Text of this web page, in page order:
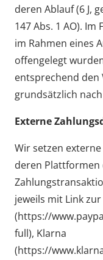
deren Ablauf (6 J,
147 Abs. 1 AO).
im Rahmen eines
offengelegt
entsprechend den
grundsätzlich
Externe
Wir setzen
deren
jeweils mit Link
(https://
full), Klarna
(https://